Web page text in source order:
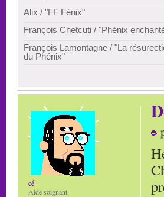
Alix / "FF Fénix"
François Chetcuti / "Phénix
François Lamontagne / "La
du Phénix"
cé
Aide soignant